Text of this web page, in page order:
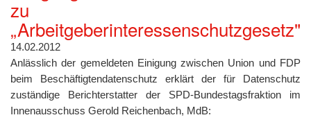
zu
„Arbeitgeberinteressenschutzgesetz"
14.02.2012
Anlässlich der gemeldeten Einigung zwischen Union und FDP
beim Beschäftigtendatenschutz erklärt der für Datenschutz
zuständige Berichterstatter der SPD-Bundestagsfraktion im
Innenausschuss Gerold Reichenbach, MdB: